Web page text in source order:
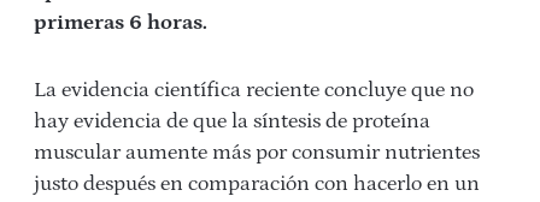
primeras 6 horas.
La evidencia científica reciente concluye que no
hay evidencia de que la síntesis de proteína
muscular aumente más por consumir nutrientes
justo después en comparación con hacerlo en un